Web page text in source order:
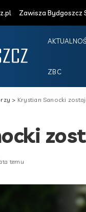
Zawisza Bydgoszcz
ZBC
> Krystian Sanocki
temu